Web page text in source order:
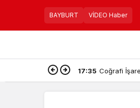
BAYBURT VİDEO Haber
17:35 Coğrafi